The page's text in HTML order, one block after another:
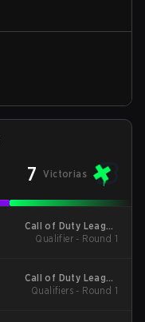
7 Victorias
Call of Duty League
Stage 4 Major
Qualifier - Round 1
Call of Duty League
Stage 3 Major
Qualifiers - Round 1